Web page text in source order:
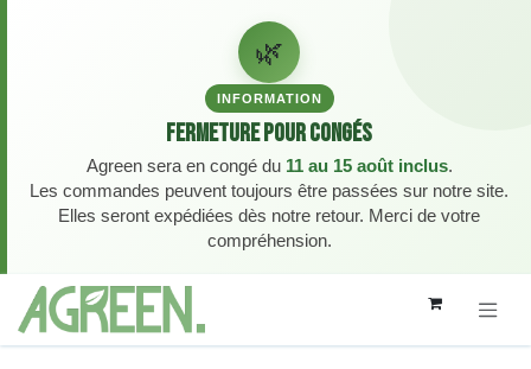
🌿
INFORMATION
Fermeture pour congés
Agreen sera en congé du 11 au 15 août inclus.
Les commandes peuvent toujours être passées sur notre site.
Elles seront expédiées dès notre retour. Merci de votre
compréhension.
Se rendre au contenu